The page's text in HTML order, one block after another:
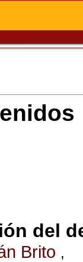
del
Brito ,